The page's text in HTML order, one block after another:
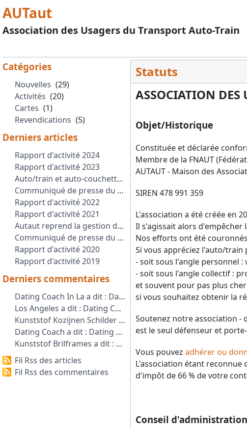
AUTaut
Association des Usagers du Transport Auto-Train
Statuts
ASSOCIATION DES
Objet/Historique
Constituée et déclarée
Membre de la FNAUT
AUTAUT - Maison des
SIREN 478 991 359
L'association a été créée en
Il s'agissait alors d'empêcher
Nos efforts ont été
Si vous appréciez l'auto/
- soit sous l'angle personnel
- soit sous l'angle collectif :
et souvent pour pas plus
si vous souhaitez obtenir la
Soutenez notre association -
est le seul défenseur et
Vous pouvez adhérer ou
L'association étant
d'impôt de 66 % de votre
Conseil d'administration
Catégories
Nouvelles (29)
Activités (20)
Cartes (1)
Revendications (5)
Derniers articles
Rapport d'activité 2024
Rapport d'activité 2023
Auto/train et auto-couchettes en France : Intérêt économique et environnemental
Communiqué de presse du 2 octobre 2023
Rapport d'activité 2022
Rapport d'activité 2021
Autaut reprend la gestion de la pétition NON A LA SUPPRESSION DU SERVICE AUTO/TRAIN
Communiqué de presse du 1er Septembre 2021
Rapport d'activité 2020
Rapport d'activité 2019
Derniers commentaires
Dating Coach In La a dit : Dating Coach LA provides expert dating g...
Los Angeles a dit : Dating Coach LA provides professional da...
Kunststof Kozijnen Schilder a dit : Kunststof kozijnen schilder kunststof ko...
Dating Coach a dit : Dating Coach Amsterdam offers transforma...
Kunststof Brilframes a dit : Kunststof Brillenmonturen Estonia Hamst...
Fil Rss des articles
Fil Rss des commentaires